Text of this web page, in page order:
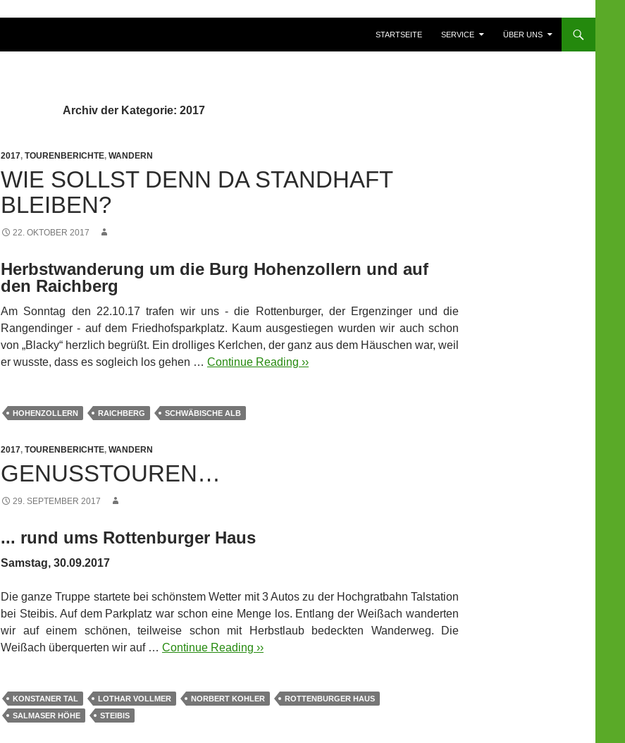
STARTSEITE
SERVICE ÜBER UNS
Archiv der Kategorie: 2017
2017, TOURENBERICHTE, WANDERN
WIE SOLLST DENN DA STANDHAFT
BLEIBEN?
22. OKTOBER 2017
Herbstwanderung um die Burg Hohenzollern und auf
den Raichberg
Am Sonntag den 22.10.17 trafen wir uns - die Rottenburger, der Ergenzinger und die
Rangendinger - auf dem Friedhofsparkplatz. Kaum ausgestiegen wurden wir auch schon
von „Blacky“ herzlich begrüßt. Ein drolliges Kerlchen, der ganz aus dem Häuschen war, weil
er wusste, dass es sogleich los gehen … Continue Reading ››
HOHENZOLLERN RAICHBERG SCHWÄBISCHE ALB
2017, TOURENBERICHTE, WANDERN
GENUSSTOUREN…
29. SEPTEMBER 2017
... rund ums Rottenburger Haus
Samstag, 30.09.2017
Die ganze Truppe startete bei schönstem Wetter mit 3 Autos zu der Hochgratbahn Talstation
bei Steibis. Auf dem Parkplatz war schon eine Menge los. Entlang der Weißach wanderten
wir auf einem schönen, teilweise schon mit Herbstlaub bedeckten Wanderweg. Die
Weißach überquerten wir auf … Continue Reading ››
KONSTANER TAL LOTHAR VOLLMER NORBERT KOHLER
ROTTENBURGER HAUS
SALMASER HÖHE
STEIBIS